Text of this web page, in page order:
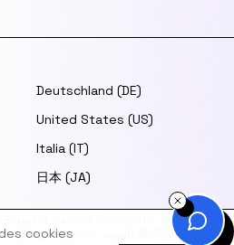
Deutschland (DE)
United States (US)
Italia (IT)
日本 (JA)
Polski
日本語 ·한국어 Türkçe
cookies